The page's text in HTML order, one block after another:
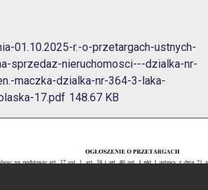
01.10.2025-r.-o-przetargach-ustnych-
sprzedaz-nieruchomosci---dzialka-nr-
maczka-dzialka-nr-364-3-laka-
17.pdf 148.67 KB